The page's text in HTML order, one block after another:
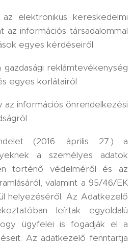
elektronikus kereskedelmi
az információs társadalommal
egyes kérdéseiről
gazdasági reklámtevékenység
egyes korlátairól
az információs önrendelkezési
(2016. április 27.) a
a személyes adatok
történő védelméről és az
valamint a 95/46/EK
helyezéséről. Az Adatkezelő
leírtak egyoldalú
ügyfelei is fogadják el a
Az adatkezelő fenntartja